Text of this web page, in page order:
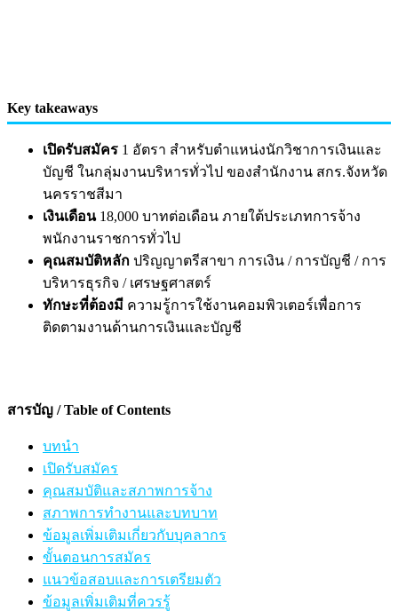
Key takeaways
เปิดรับสมัคร 1 อัตรา สำหรับตำแหน่งนักวิชาการเงินและ
บัญชี ในกลุ่มงานบริหารทั่วไป ของสำนักงาน สกร.จังหวัด
นครราชสีมา
เงินเดือน18,000 บาทต่อเดือน ภายใต้ประเภทการจ้าง
พนักงานราชการทั่วไป
คุณสมบัติหลัก ปริญญาตรีสาขา การเงิน / การบัญชี / การ
บริหารธุรกิจ / เศรษฐศาสตร์
ทักษะที่ต้องมี ความรู้การใช้งานคอมพิวเตอร์เพื่อการ
ติดตามงานด้านการเงินและบัญชี
สารบัญ / Table of Contents
บทนำ
เปิดรับสมัคร
คุณสมบัติและสภาพการจ้าง
สภาพการทำงานและบทบาท
ข้อมูลเพิ่มเติมเกี่ยวกับบุคลากร
ขั้นตอนการสมัคร
แนวข้อสอบและการเตรียมตัว
ข้อมูลเพิ่มเติมที่ควรรู้